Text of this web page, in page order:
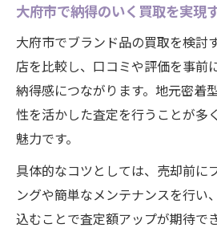
大府市で納得のいく買取を実現
大府市でブランド品の買取を検討
店を比較し、口コミや評価を事前
納得感につながります。地元密着
性を活かした査定を行うことが多
魅力です。
具体的なコツとしては、売却前に
ングや簡単なメンテナンスを行い
込むことで査定額アップが期待で